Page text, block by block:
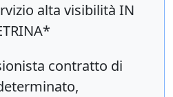
alta visibilità IN
contratto di